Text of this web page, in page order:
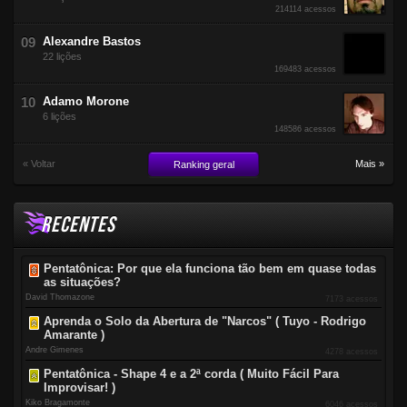
214114 acessos
Alexandre Bastos
22 lições
169483 acessos
Adamo Morone
6 lições
148586 acessos
« Voltar Ranking geral Mais »
RECENTES
Pentatônica: Por que ela funciona tão bem em quase todas
as situações?
David Thomazone
Aprenda o Solo da Abertura de "Narcos" ( Tuyo - Rodrigo
Amarante )
Andre Gimenes
Pentatônica - Shape 4 e a 2ª corda ( Muito Fácil Para
Improvisar! )
Kiko Bragamonte